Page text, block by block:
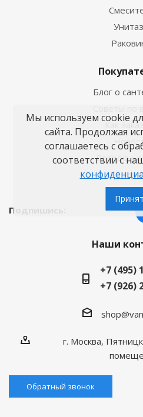
Блог о
Как
Вопросы-
Подпишись:
Наши
+7 (495)
+7 (926)
г. Москва,
Обратный звонок
Мы используем cookie
сайта. Продолжая
соглашаетесь с
соответствии с